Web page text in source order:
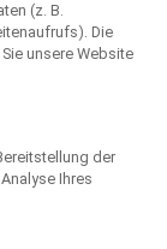
(z. B.
Die
unsere Website
der
Ihres